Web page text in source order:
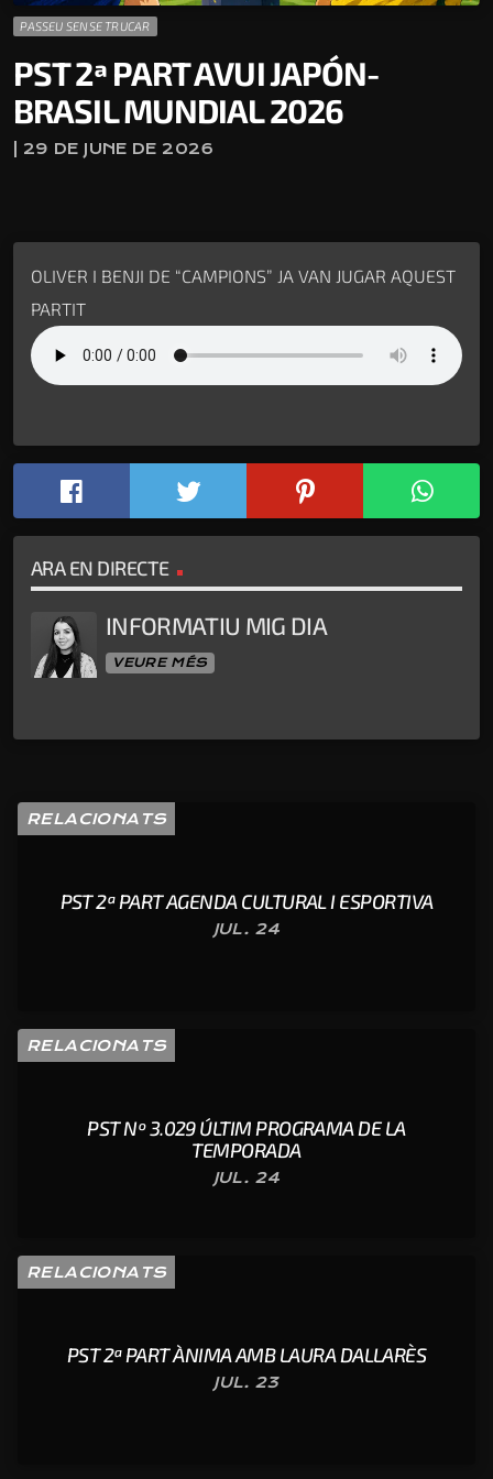
PASSEU SENSE TRUCAR
PST 2ª PART AVUI JAPÓN-
BRASIL MUNDIAL 2026
| 29 DE JUNE DE 2026
OLIVER I BENJI DE “CAMPIONS” JA VAN JUGAR AQUEST
PARTIT
ARA EN DIRECTE
INFORMATIU MIG DIA
VEURE MÉS
RELACIONATS
PST 2ª PART AGENDA CULTURAL I ESPORTIVA
JUL. 24
RELACIONATS
PST Nº 3.029 ÚLTIM PROGRAMA DE LA
TEMPORADA
JUL. 24
RELACIONATS
PST 2ª PART ÀNIMA AMB LAURA DALLARÈS
JUL. 23